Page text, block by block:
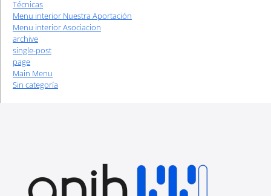
Técnicas
Menu interior Nuestra Aportación
Menu interior Asociacion
archive
single-post
page
Main Menu
Sin categoría